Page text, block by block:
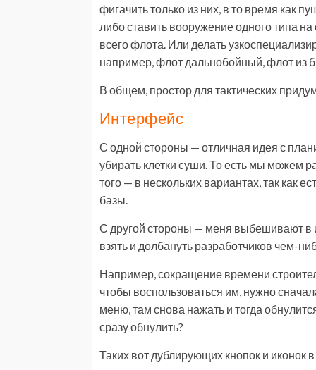
фигачить только из них, в то время как
либо ставить вооружение одного типа
всего флота. Или делать
например, флот дальнобойный, флот из
В общем, простор для тактических
Интерфейс
С одной стороны — отличная идея с
убирать клетки суши. То есть мы можем
того — в нескольких вариантах, так как
базы.
С другой стороны — меня выбешивают в
взять и долбануть разработчиков чем-
Например, сокращение времени
чтобы воспользоваться им, нужно
меню, там снова нажать и тогда
сразу обнулить?
Таких вот дублирующих кнопок и иконок в